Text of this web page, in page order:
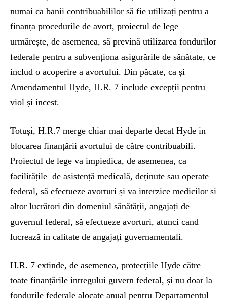
numai ca banii contribuabililor să fie utilizați pentru a
finanța procedurile de avort, proiectul de lege
urmărește, de asemenea, să prevină utilizarea fondurilor
federale pentru a subvenționa asigurările de sănătate, ce
includ o acoperire a avortului. Din păcate, ca și
Amendamentul Hyde, H.R. 7 include excepții pentru
viol și incest.
Totuși, H.R.7 merge chiar mai departe decat Hyde in
blocarea finanțării avortului de către contribuabili.
Proiectul de lege va impiedica, de asemenea, ca
facilitățile de asistență medicală, deținute sau operate
federal, să efectueze avorturi și va interzice medicilor si
altor lucrători din domeniul sănătății, angajați de
guvernul federal, să efectueze avorturi, atunci cand
lucrează in calitate de angajați guvernamentali.
H.R. 7 extinde, de asemenea, protecțiile Hyde către
toate finanțările intregului guvern federal, și nu doar la
fondurile federale alocate anual pentru Departamentul